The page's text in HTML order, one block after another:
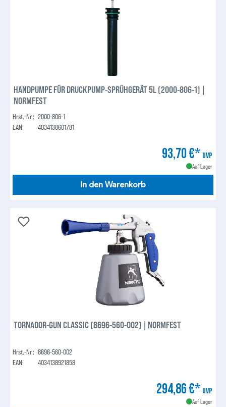
HANDPUMPE FÜR DRUCKPUMP-SPRÜHGERÄT 5L (2000-806-1) |
NORMFEST
Hrst.-Nr.: 2000-806-1
EAN:
4034138601781
93,70 €* UVP
Auf Lager
In den Warenkorb
TORNADOR-GUN CLASSIC (8696-560-002) | NORMFEST
Hrst.-Nr.: 8696-560-002
EAN:
4034138921858
294,86 €* UVP
Auf Lager